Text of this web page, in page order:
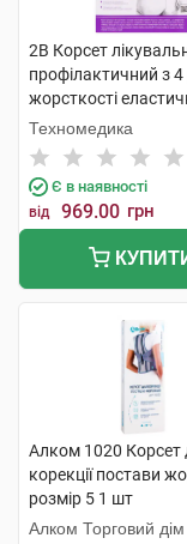
2B Корсет
профілактичний з
жорсткості
розмір XL/XXL 1 шт
Техномедика
Є в наявності
від 969.00 грн
Алком 1020 Корсет
корекції постави
розмір 5 1 шт
Алком Торговий дім